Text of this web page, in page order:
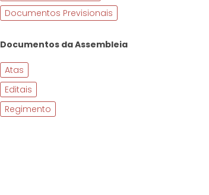
Documentos Previsionais
Documentos da Assembleia
Atas
Editais
Regimento